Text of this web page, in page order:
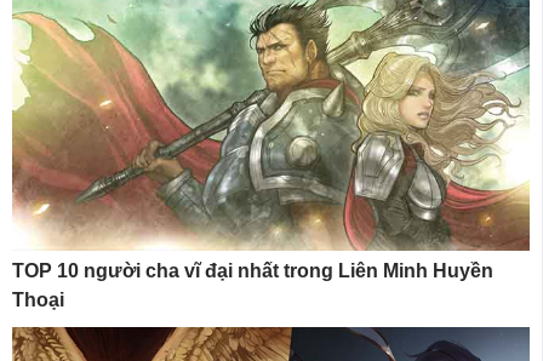
TOP 10 người cha vĩ đại nhất trong Liên Minh Huyền
Thoại